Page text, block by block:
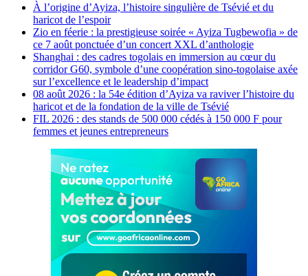
À l’origine d’Ayiza, l’histoire singulière de Tsévié et du
haricot de l’espoir
Zio en féerie : la prestigieuse soirée « Ayiza Tugbewofia » de
ce 7 août ponctuée d’un concert XXL d’anthologie
Shanghai : des cadres togolais en immersion au cœur du
corridor G60, symbole d’une coopération sino-togolaise axée
sur l’excellence et le leadership d’impact
08 août 2026 : la 54e édition d’Ayiza va raviver l’histoire du
haricot et de la fondation de la ville de Tsévié
FIL 2026 : des stands de 500 000 cédés à 150 000 F pour
femmes et jeunes entrepreneurs